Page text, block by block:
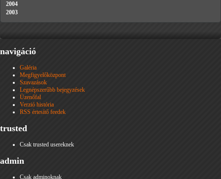
2004
2003
navigáció
Galéria
Megfigyelőközpont
Szavazások
Legnépszerűbb bejegyzések
Üzenőfal
Verzió história
RSS értesítő feedek
trusted
Csak trusted usereknek
admin
Csak adminoknak